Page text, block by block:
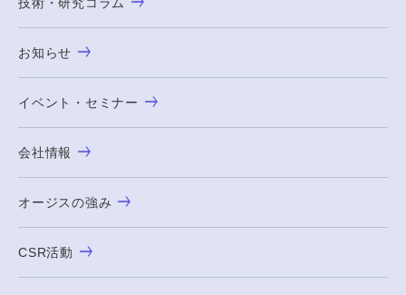
お知らせ
イベント・セミナー
会社情報
オージスの強み
CSR活動